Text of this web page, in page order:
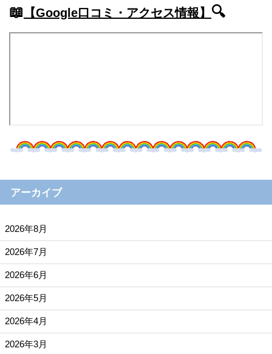
📖 【Google口コミ・アクセス情報】 🔍
アーカイブ
2026年8月
2026年7月
2026年6月
2026年5月
2026年4月
2026年3月